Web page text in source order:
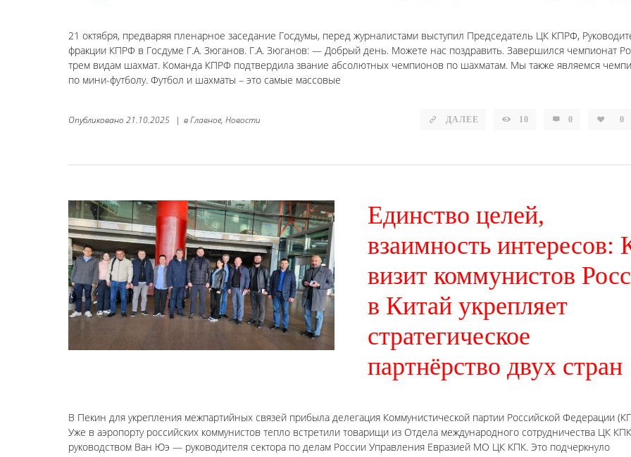
21 октября, предваряя пленарное заседание Госдумы, перед журналистами выступил Председатель ЦК КПРФ,
фракции КПРФ в Госдуме Г.А. Зюганов. Г.А. Зюганов: — Добрый день. Можете нас поздравить. Завершился чемпионат
трем видам шахмат. Команда КПРФ подтвердила звание абсолютных чемпионов по шахматам. Мы также являемся
по мини-футболу. Футбол и шахматы – это самые массовые
ДАЛЕЕ 10 0 0
Опубликовано 21.10.2025 | вГлавное, Новости
Единство целей,
взаимность интересов:
визит коммунистов
в Китай укрепляет
стратегическое
партнёрство двух стран
В Пекин для укрепления межпартийных связей прибыла делегация Коммунистической партии Российской Федерации
Уже в аэропорту российских коммунистов тепло встретили товарищи из Отдела международного сотрудничества ЦК
руководством Ван Юэ — руководителя сектора по делам России Управления Евразией МО ЦК КПК. Это подчеркнуло